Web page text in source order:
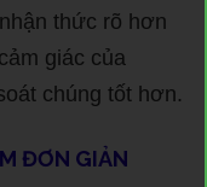
thức rõ hơn
giác của
chúng tốt hơn.
ĐƠN GIẢN